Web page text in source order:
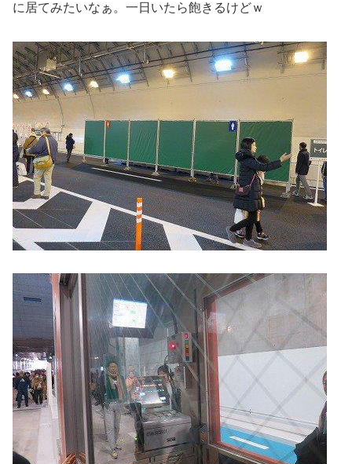
に居てみたいなぁ。一日いたら飽きるけどｗ